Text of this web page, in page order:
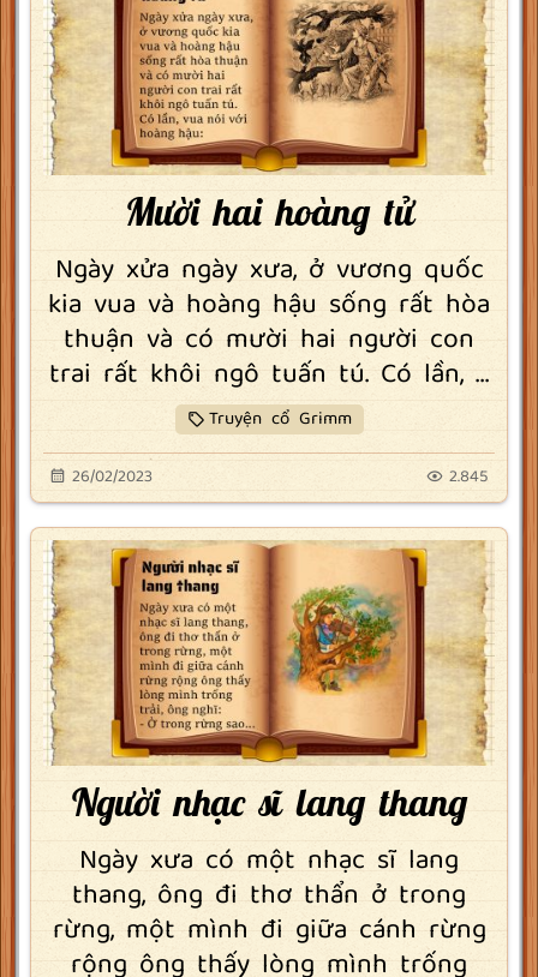
Mười hai hoàng tử
Ngày xửa ngày xưa, ở vương quốc
kia vua và hoàng hậu sống rất hòa
thuận và có mười hai người con
trai rất khôi ngô tuấn tú. Có lần, ...
Truyện cổ Grimm
26/02/2023 2.845
Người nhạc sĩ lang thang
Ngày xưa có một nhạc sĩ lang
thang, ông đi thơ thẩn ở trong
rừng, một mình đi giữa cánh rừng
rộng ông thấy lòng mình trống